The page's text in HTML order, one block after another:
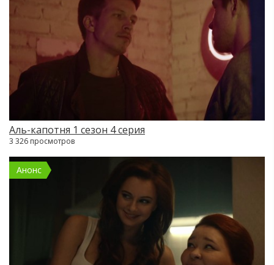
Аль-капотня 1 сезон 4 серия
3 326 просмотров
Анонс